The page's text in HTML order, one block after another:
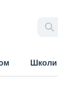
Школи